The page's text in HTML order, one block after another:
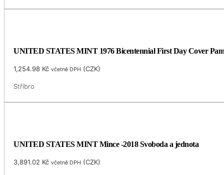
UNITED STATES MINT 1976 Bicentennial First Day Cover
1,254.98 Kč včetně DPH (CZK)
Stříbro
UNITED STATES MINT Mince -2018 Svoboda a jednota
3,891.02 Kč včetně DPH (CZK)